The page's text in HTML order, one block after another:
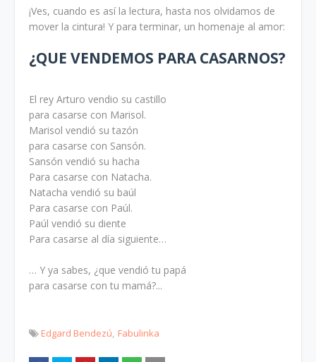
¡Ves, cuando es así la lectura, hasta nos olvidamos de
mover la cintura! Y para terminar, un homenaje al amor:
¿QUE VENDEMOS PARA CASARNOS?
El rey Arturo vendio su castillo
para casarse con Marisol.
Marisol vendió su tazón
para casarse con Sansón.
Sansón vendió su hacha
Para casarse con Natacha.
Natacha vendió su baúl
Para casarse con Paúl.
Paúl vendió su diente
Para casarse al día siguiente…
… Y ya sabes, ¿que vendió tu papá
para casarse con tu mamá?...
Edgard Bendezú Fabulinka